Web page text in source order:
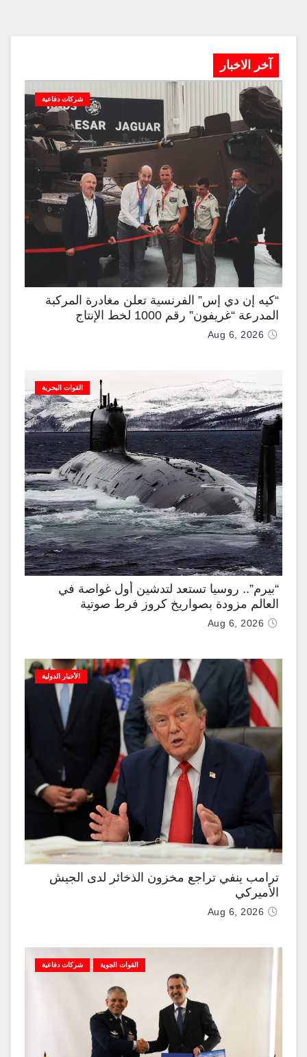
آخر الاخبار
شركات دفاعية
“كيه إن دي إس” الفرنسية تعلن مغادرة المركبة
المدرعة “غريفون” رقم 1000 لخط الإنتاج
Aug 6, 2026
القوات البحرية
“بيرم”.. روسيا تستعد لتدشين أول غواصة في
العالم مزودة بصواريخ كروز فرط صوتية
Aug 6, 2026
الأخبار الدولية
ترامب ينفي تراجع مخزون الذخائر لدى الجيش
الأميركي
Aug 6, 2026
القوات الجوية شركات دفاعية